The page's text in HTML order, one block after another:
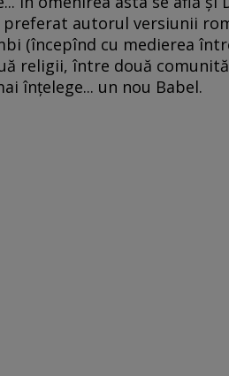
autorul versiunii
(începînd cu medierea
religii, între două
înţelege... un nou Babel.